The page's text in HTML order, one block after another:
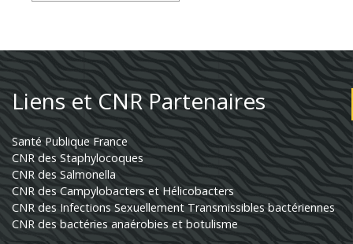
Liens et CNR Partenaires
Santé Publique France
CNR des Staphylocoques
CNR des Salmonella
CNR des Campylobacters et Hélicobacters
CNR des Infections Sexuellement Transmissibles bactériennes
CNR des bactéries anaérobies et botulisme